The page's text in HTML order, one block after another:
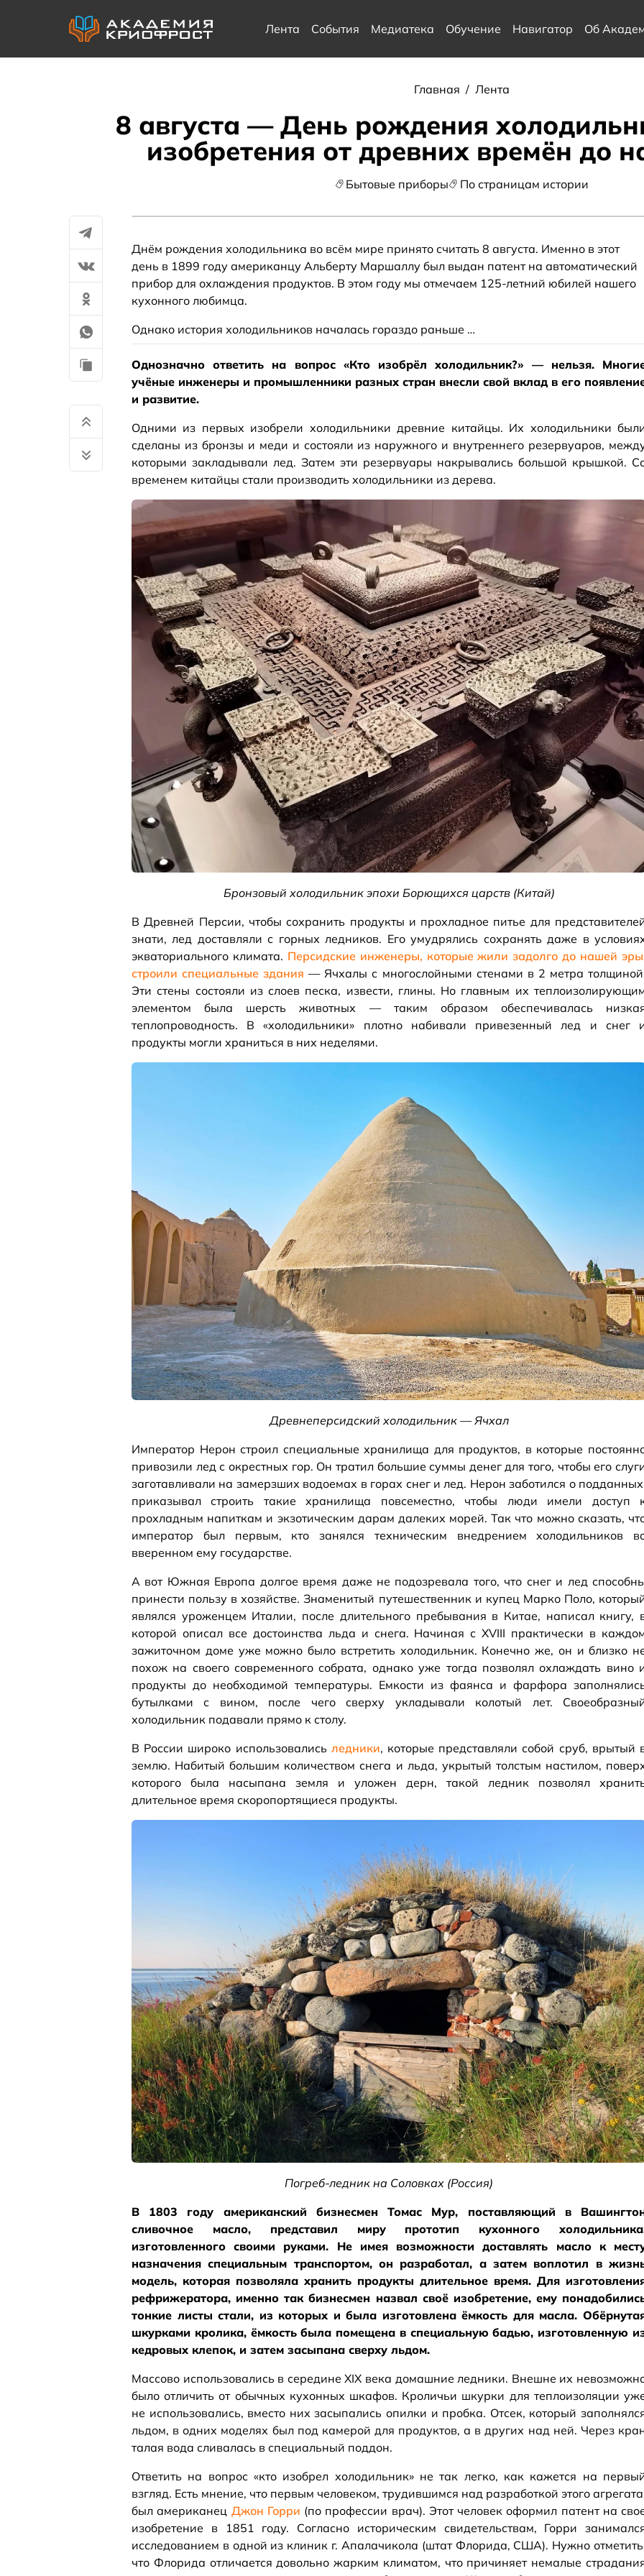
Лента События Медиатека Обучение Навигатор Об
Главная / Лента
8 августа — День рождения
изобретения от древних времён до
Бытовые приборы По страницам истории
Днём рождения холодильника во всём мире принято считать 8 августа. Именно в этот
день в 1899 году американцу Альберту Маршаллу был выдан патент на автоматический
прибор для охлаждения продуктов. В этом году мы отмечаем 125-летний юбилей нашего
кухонного любимца.
Однако история холодильников началась гораздо раньше …
Однозначно ответить на вопрос «Кто изобрёл холодильник?» — нельзя.
учёные инженеры и промышленники разных стран внесли свой вклад в его
и развитие.
Одними из первых изобрели холодильники древние китайцы. Их холодильники
сделаны из бронзы и меди и состояли из наружного и внутреннего резервуаров,
которыми закладывали лед. Затем эти резервуары накрывались большой крышкой.
временем китайцы стали производить холодильники из дерева.
Бронзовый холодильник эпохи Борющихся царств (Китай)
В Древней Персии, чтобы сохранить продукты и прохладное питье для
знати, лед доставляли с горных ледников. Его умудрялись сохранять даже в
экваториального климата. Персидские инженеры, которые жили задолго до нашей
строили специальные здания — Ячхалы с многослойными стенами в 2 метра
Эти стены состояли из слоев песка, извести, глины. Но главным их
элементом была шерсть животных — таким образом обеспечивалась
теплопроводность. В «холодильники» плотно набивали привезенный лед и снег
продукты могли храниться в них неделями.
Древнеперсидский холодильник — Ячхал
Император Нерон строил специальные хранилища для продуктов, в которые
привозили лед с окрестных гор. Он тратил большие суммы денег для того, чтобы его
заготавливали на замерзших водоемах в горах снег и лед. Нерон заботился о
приказывал строить такие хранилища повсеместно, чтобы люди имели доступ
прохладным напиткам и экзотическим дарам далеких морей. Так что можно сказать,
император был первым, кто занялся техническим внедрением холодильников
вверенном ему государстве.
А вот Южная Европа долгое время даже не подозревала того, что снег и лед
принести пользу в хозяйстве. Знаменитый путешественник и купец Марко Поло,
являлся уроженцем Италии, после длительного пребывания в Китае, написал книгу,
которой описал все достоинства льда и снега. Начиная с XVIII практически в
зажиточном доме уже можно было встретить холодильник. Конечно же, он и близко
похож на своего современного собрата, однако уже тогда позволял охлаждать вино
продукты до необходимой температуры. Емкости из фаянса и фарфора
бутылками с вином, после чего сверху укладывали колотый лет.
холодильник подавали прямо к столу.
В России широко использовались ледники, которые представляли собой сруб, врытый
землю. Набитый большим количеством снега и льда, укрытый толстым настилом,
которого была насыпана земля и уложен дерн, такой ледник позволял
длительное время скоропортящиеся продукты.
Погреб-ледник на Соловках (Россия)
В 1803 году американский бизнесмен Томас Мур, поставляющий в
сливочное масло, представил миру прототип кухонного
изготовленного своими руками. Не имея возможности доставлять масло к
назначения специальным транспортом, он разработал, а затем воплотил в
модель, которая позволяла хранить продукты длительное время. Для
рефрижератора, именно так бизнесмен назвал своё изобретение, ему
тонкие листы стали, из которых и была изготовлена ёмкость для масла.
шкурками кролика, ёмкость была помещена в специальную бадью, изготовленную
кедровых клепок, и затем засыпана сверху льдом.
Массово использовались в середине XIX века домашние ледники. Внешне их
было отличить от обычных кухонных шкафов. Кроличьи шкурки для теплоизоляции
не использовались, вместо них засыпались опилки и пробка. Отсек, который
льдом, в одних моделях был под камерой для продуктов, а в других над ней. Через
талая вода сливалась в специальный поддон.
Ответить на вопрос «кто изобрел холодильник» не так легко, как кажется на
взгляд. Есть мнение, что первым человеком, трудившимся над разработкой этого
был американец Джон Горри (по профессии врач). Этот человек оформил патент на
изобретение в 1851 году. Согласно историческим свидетельствам, Горри
исследованием в одной из клиник г. Апалачикола (штат Флорида, США). Нужно
что Флорида отличается довольно жарким климатом, что причиняет немалые